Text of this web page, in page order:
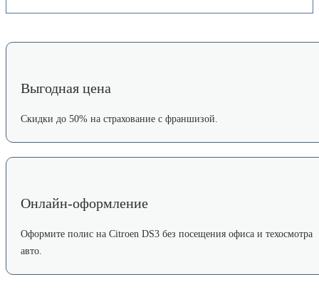
Выгодная цена
Скидки до 50% на страхование с франшизой.
Онлайн-оформление
Оформите полис на Citroen DS3 без посещения офиса и техосмотра
авто.